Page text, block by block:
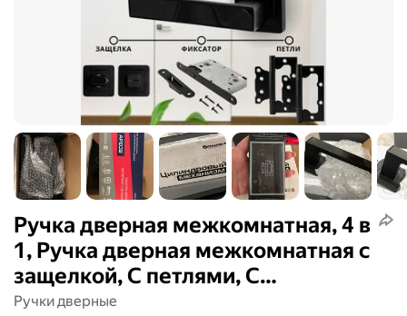
Ручка дверная межкомнатная, 4 в
1, Ручка дверная межкомнатная с
защелкой, С петлями, С
сантехнической заверткой
Ручки дверные